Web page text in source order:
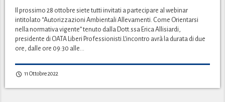
Il prossimo 28 ottobre siete tutti invitati a partecipare al webinar
intitolato “Autorizzazioni Ambientali Allevamenti. Come Orientarsi
nella normativa vigente” tenuto dalla Dott.ssa Erica Allisiardi,
presidente di OATA Liberi Professionisti.L’incontro avrà la durata di due
ore, dalle ore 09:30 alle…
11 Ottobre 2022